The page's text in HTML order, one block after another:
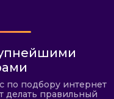
по подбору интернет
делать правильный